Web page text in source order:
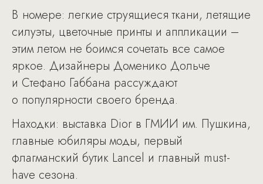
В номере: легкие струящиеся ткани, летящие
силуэты, цветочные принты и аппликации –
этим летом не боимся сочетать все самое
яркое. Дизайнеры Доменико Дольче
и Стефано Габбана рассуждают
о популярности своего бренда.
Находки: выставка Dior в ГМИИ им. Пушкина,
главные юбиляры моды, первый
флагманский бутик Lancel и главный must-
have сезона.